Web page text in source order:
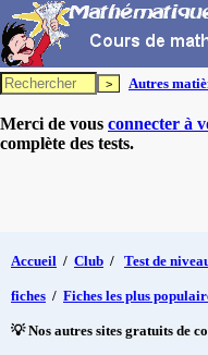
Autres
Merci de vous connecter à
complète des tests.
Accueil / Club / Test de
fiches / Fiches les plus
💡 Nos autres sites gratuits de